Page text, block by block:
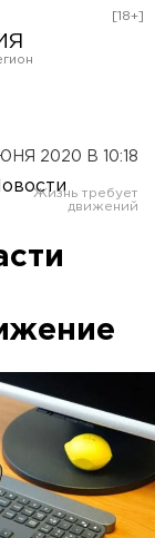
[18+]
2020 В 10:18